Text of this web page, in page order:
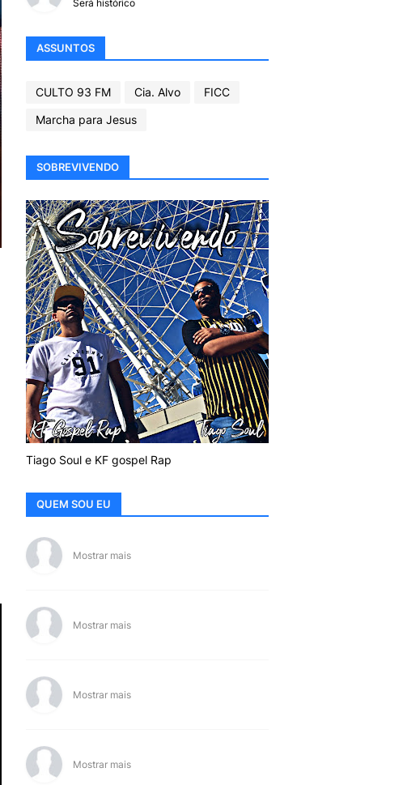
Será histórico
ASSUNTOS
CULTO 93 FM Cia. Alvo
FICC
Marcha para Jesus
SOBREVIVENDO
Tiago Soul e KF gospel Rap
QUEM SOU EU
Mostrar mais
Mostrar mais
Mostrar mais
Mostrar mais